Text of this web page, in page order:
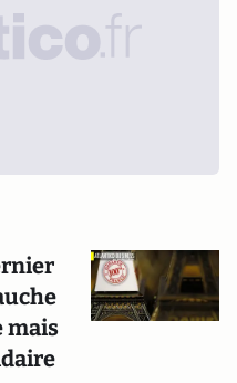
mais